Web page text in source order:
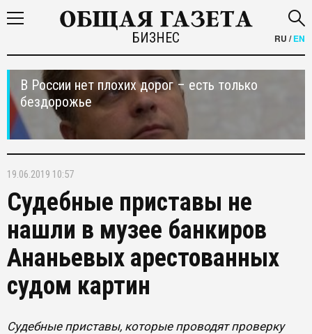
БИЗНЕС RU /EN
В России нет плохих дорог – есть только
бездорожье
19.06.2019 10:57
Судебные приставы не
нашли в музее банкиров
Ананьевых арестованных
судом картин
Судебные приставы, которые проводят проверку